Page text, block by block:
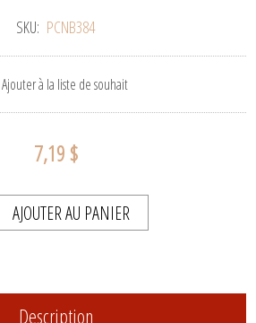
SKU: PCNB384
Ajouter à la liste de souhait
7,19 $
AJOUTER AU PANIER
Description